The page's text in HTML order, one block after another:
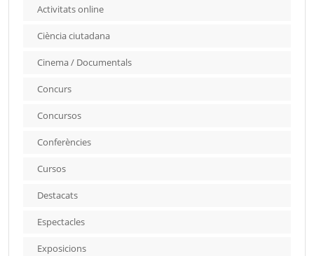
Activitats online
Ciència ciutadana
Cinema / Documentals
Concurs
Concursos
Conferències
Cursos
Destacats
Espectacles
Exposicions